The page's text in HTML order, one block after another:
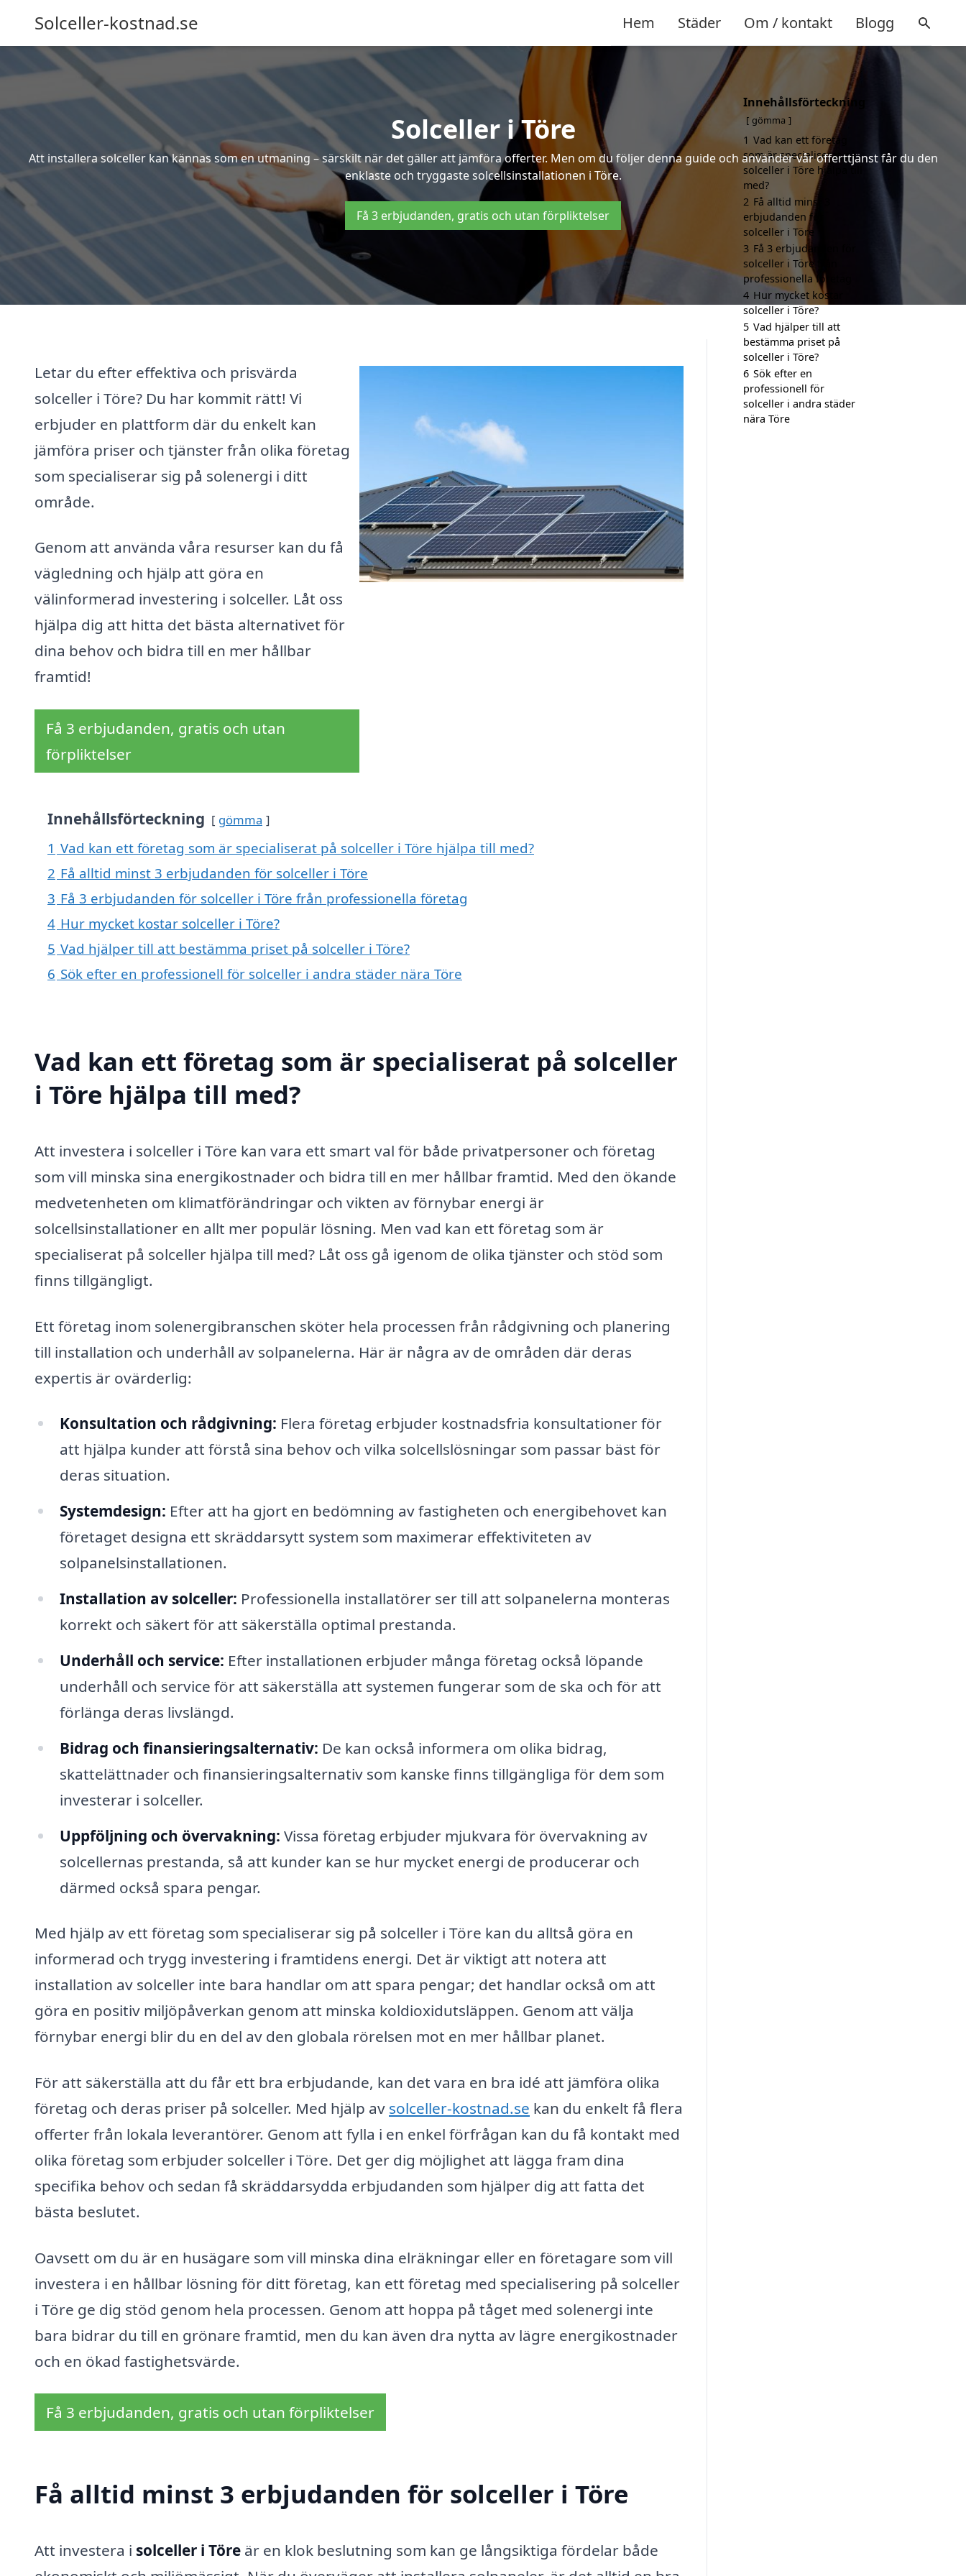
Solceller-kostnad.se Hem Städer Om / kontakt Blogg
Solceller i Töre
Att installera solceller kan kännas som en utmaning – särskilt när det gäller att jämföra offerter. Men om du följer denna guide och använder vår offerttjänst får du den
enklaste och tryggaste solcellsinstallationen i Töre.
Få 3 erbjudanden, gratis och utan förpliktelser
Letar du efter effektiva och prisvärda
solceller i Töre? Du har kommit rätt! Vi
erbjuder en plattform där du enkelt kan
jämföra priser och tjänster från olika företag
som specialiserar sig på solenergi i ditt
område.
Genom att använda våra resurser kan du få
vägledning och hjälp att göra en
välinformerad investering i solceller. Låt oss
hjälpa dig att hitta det bästa alternativet för
dina behov och bidra till en mer hållbar
framtid!
Få 3 erbjudanden, gratis och utan
förpliktelser
Innehållsförteckning gömma
1 Vad kan ett företag som är specialiserat på solceller i Töre hjälpa till med?
2 Få alltid minst 3 erbjudanden för solceller i Töre
3 Få 3 erbjudanden för solceller i Töre från professionella företag
4 Hur mycket kostar solceller i Töre?
5 Vad hjälper till att bestämma priset på solceller i Töre?
6 Sök efter en professionell för solceller i andra städer nära Töre
Vad kan ett företag som är specialiserat på solceller
i Töre hjälpa till med?
Att investera i solceller i Töre kan vara ett smart val för både privatpersoner och företag
som vill minska sina energikostnader och bidra till en mer hållbar framtid. Med den ökande
medvetenheten om klimatförändringar och vikten av förnybar energi är
solcellsinstallationer en allt mer populär lösning. Men vad kan ett företag som är
specialiserat på solceller hjälpa till med? Låt oss gå igenom de olika tjänster och stöd som
finns tillgängligt.
Ett företag inom solenergibranschen sköter hela processen från rådgivning och planering
till installation och underhåll av solpanelerna. Här är några av de områden där deras
expertis är ovärderlig:
Konsultation och rådgivning: Flera företag erbjuder kostnadsfria konsultationer för
att hjälpa kunder att förstå sina behov och vilka solcellslösningar som passar bäst för
deras situation.
Systemdesign: Efter att ha gjort en bedömning av fastigheten och energibehovet kan
företaget designa ett skräddarsytt system som maximerar effektiviteten av
solpanelsinstallationen.
Installation av solceller: Professionella installatörer ser till att solpanelerna monteras
korrekt och säkert för att säkerställa optimal prestanda.
Underhåll och service: Efter installationen erbjuder många företag också löpande
underhåll och service för att säkerställa att systemen fungerar som de ska och för att
förlänga deras livslängd.
Bidrag och finansieringsalternativ: De kan också informera om olika bidrag,
skattelättnader och finansieringsalternativ som kanske finns tillgängliga för dem som
investerar i solceller.
Uppföljning och övervakning: Vissa företag erbjuder mjukvara för övervakning av
solcellernas prestanda, så att kunder kan se hur mycket energi de producerar och
därmed också spara pengar.
Med hjälp av ett företag som specialiserar sig på solceller i Töre kan du alltså göra en
informerad och trygg investering i framtidens energi. Det är viktigt att notera att
installation av solceller inte bara handlar om att spara pengar; det handlar också om att
göra en positiv miljöpåverkan genom att minska koldioxidutsläppen. Genom att välja
förnybar energi blir du en del av den globala rörelsen mot en mer hållbar planet.
För att säkerställa att du får ett bra erbjudande, kan det vara en bra idé att jämföra olika
företag och deras priser på solceller. Med hjälp av solceller-kostnad.se kan du enkelt få flera
offerter från lokala leverantörer. Genom att fylla i en enkel förfrågan kan du få kontakt med
olika företag som erbjuder solceller i Töre. Det ger dig möjlighet att lägga fram dina
specifika behov och sedan få skräddarsydda erbjudanden som hjälper dig att fatta det
bästa beslutet.
Oavsett om du är en husägare som vill minska dina elräkningar eller en företagare som vill
investera i en hållbar lösning för ditt företag, kan ett företag med specialisering på solceller
i Töre ge dig stöd genom hela processen. Genom att hoppa på tåget med solenergi inte
bara bidrar du till en grönare framtid, men du kan även dra nytta av lägre energikostnader
och en ökad fastighetsvärde.
Få 3 erbjudanden, gratis och utan förpliktelser
Få alltid minst 3 erbjudanden för solceller i Töre
Att investera i solceller i Töre är en klok beslutning som kan ge långsiktiga fördelar både
Innehållsförteckning
gömma
1 Vad kan ett företag
som är specialiserat på
solceller i Töre hjälpa till
med?
2 Få alltid minst 3
erbjudanden för
solceller i Töre
3 Få 3 erbjudanden för
solceller i Töre från
professionella företag
4 Hur mycket kostar
solceller i Töre?
5 Vad hjälper till att
bestämma priset på
solceller i Töre?
6 Sök efter en
professionell för
solceller i andra städer
nära Töre